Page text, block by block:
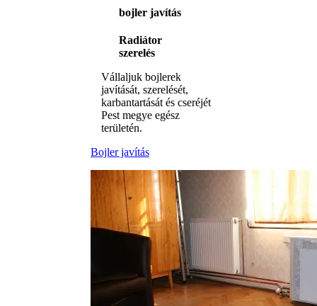
bojler javítás
Radiátor
szerelés
Vállaljuk bojlerek
javítását, szerelését,
karbantartását és cseréjét
Pest megye egész
területén.
Bojler javítás